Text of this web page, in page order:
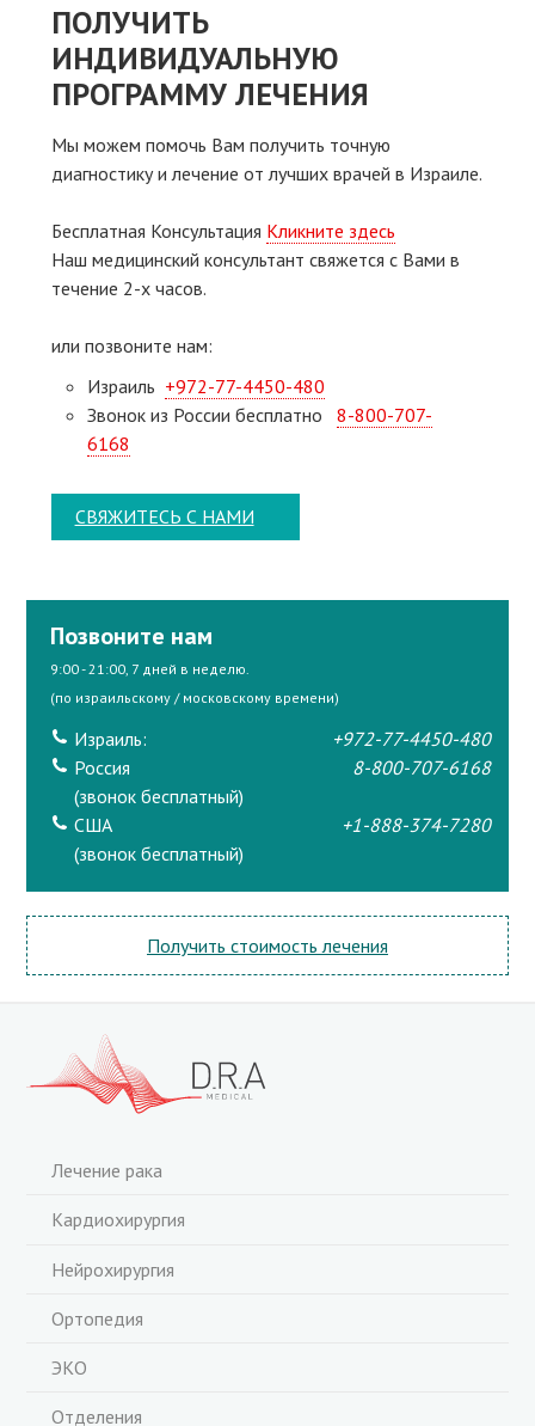
ПОЛУЧИТЬ
ИНДИВИДУАЛЬНУЮ
ПРОГРАММУ ЛЕЧЕНИЯ
Мы можем помочь Вам получить точную
диагностику и лечение от лучших врачей в Израиле.
Бесплатная Консультация Кликните здесь
Наш медицинский консультант свяжeтся с Вами в
течение 2-х часов.
или позвоните нам:
Израиль +972-77-4450-480
Звонок из России бесплатно 8-800-707-
6168
СВЯЖИТЕСЬ С НАМИ
Позвоните нам
9:00 - 21:00, 7 дней в неделю.
(по израильскому / московскому времени)
Израиль:
+972-77-4450-480
Россия
(звонок бесплатный)
8-800-707-6168
США
(звонок бесплатный)
+1-888-374-7280
Получить стоимость лечения
Лечение рака
Кардиохирургия
Нейрохирургия
Ортопедия
ЭКО
Отделения